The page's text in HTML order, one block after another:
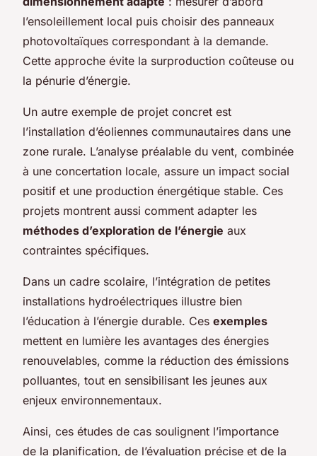
l’ensoleillement local puis choisir des panneaux
photovoltaïques correspondant à la demande.
Cette approche évite la surproduction coûteuse ou
la pénurie d’énergie.
Un autre exemple de projet concret est
l’installation d’éoliennes communautaires dans une
zone rurale. L’analyse préalable du vent, combinée
à une concertation locale, assure un impact social
positif et une production énergétique stable. Ces
projets montrent aussi comment adapter les
méthodes d’exploration de l’énergie aux
contraintes spécifiques.
Dans un cadre scolaire, l’intégration de petites
installations hydroélectriques illustre bien
l’éducation à l’énergie durable. Ces exemples
mettent en lumière les avantages des énergies
renouvelables, comme la réduction des émissions
polluantes, tout en sensibilisant les jeunes aux
enjeux environnementaux.
Ainsi, ces études de cas soulignent l’importance
de la planification, de l’évaluation précise et de la